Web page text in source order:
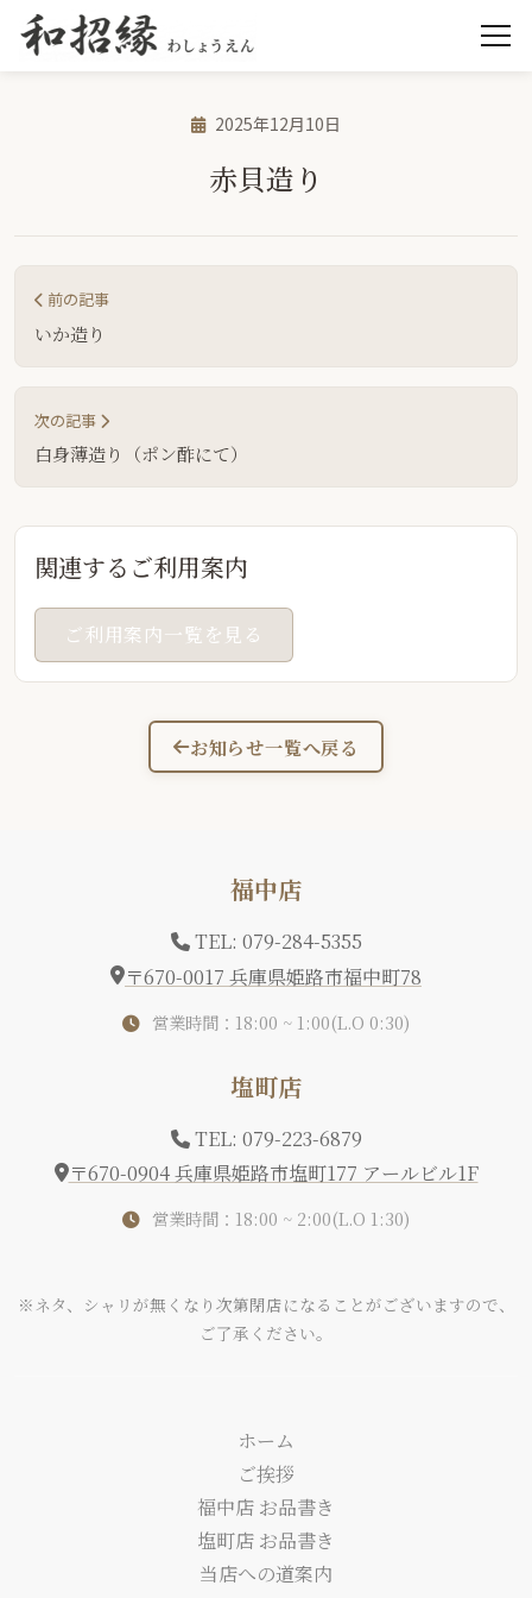
2025年12月10日
赤貝造り
前の記事
いか造り
次の記事
白身薄造り（ポン酢にて）
関連するご利用案内
ご利用案内一覧を見る
お知らせ一覧へ戻る
福中店
TEL: 079-284-5355
〒670-0017 兵庫県姫路市福中町78
営業時間：18:00 ~ 1:00(L.O 0:30)
塩町店
TEL: 079-223-6879
〒670-0904 兵庫県姫路市塩町177 アールビル1F
営業時間：18:00 ~ 2:00(L.O 1:30)
※ネタ、シャリが無くなり次第閉店になることがございますので、
ご了承ください。
ホーム
ご挨拶
福中店 お品書き
塩町店 お品書き
当店への道案内